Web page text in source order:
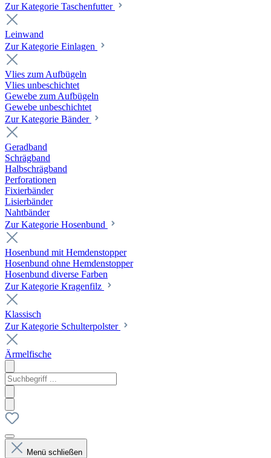
Zur Kategorie Taschenfutter
Leinwand
Zur Kategorie Einlagen
Vlies zum Aufbügeln
Vlies unbeschichtet
Gewebe zum Aufbügeln
Gewebe unbeschichtet
Zur Kategorie Bänder
Geradband
Schrägband
Halbschrägband
Perforationen
Fixierbänder
Lisierbänder
Nahtbänder
Zur Kategorie Hosenbund
Hosenbund mit Hemdenstopper
Hosenbund ohne Hemdenstopper
Hosenbund diverse Farben
Zur Kategorie Kragenfilz
Klassisch
Zur Kategorie Schulterpolster
Ärmelfische
Menü schließen